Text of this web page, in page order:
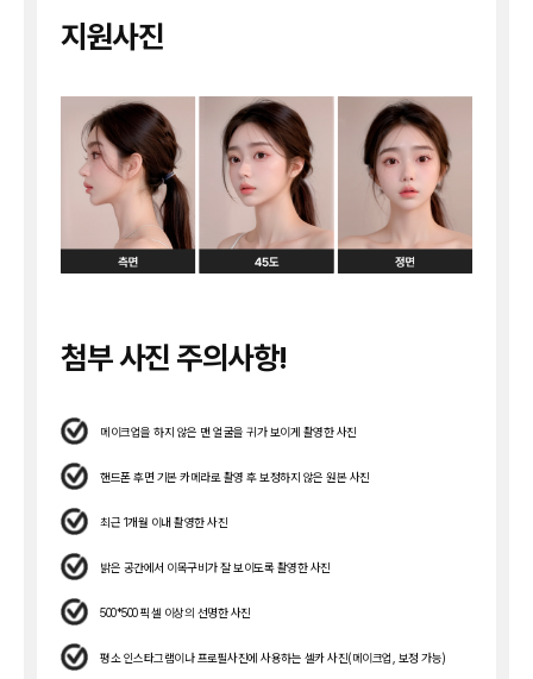
지원사진
첨부 사진 주의사항!
메이크업을 하지 않은 맨 얼굴을 귀가 보이게 촬영한 사진
핸드폰 후면 기본 카메라로 촬영 후 보정하지 않은 원본 사진
최근 1개월 이내 촬영한 사진
밝은 공간에서 이목구비가 잘 보이도록 촬영한 사진
500*500 픽셀 이상의 선명한 사진
평소 인스타그램이나 프로필사진에 사용하는 셀카 사진(메이크업, 보정 가능)